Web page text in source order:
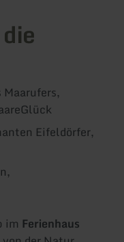
Eifeldörfer,
im Ferienhaus